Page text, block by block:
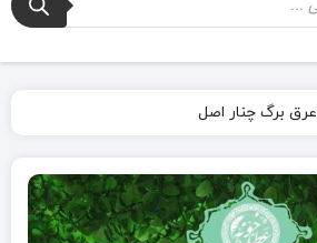
عرق برگ چنار اصل